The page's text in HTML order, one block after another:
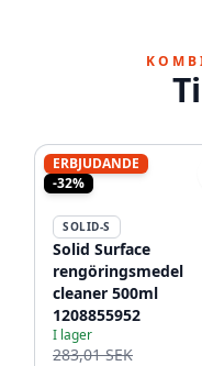
ERBJUDANDE
-32%
SOLID-S
Solid Surface
rengöringsmedel
cleaner 500ml
1208855952
I lager
283,01 SEK